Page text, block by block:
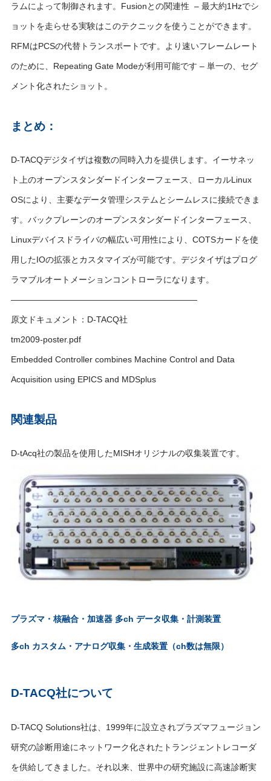
ラムによって制御されます。Fusionとの関連性 – 最大約1Hzでシ
ョットを走らせる実験はこのテクニックを使うことができます。
RFMはPCSの代替トランスポートです。より速いフレームレート
のために、Repeating Gate Modeが利用可能です – 単一の、セグ
メント化されたショット。
まとめ：
D-TACQデジタイザは複数の同時入力を提供します。イーサネッ
ト上のオープンスタンダードインターフェース、ローカルLinux
OSにより、主要なデータ管理システムとシームレスに接続できま
す。バックプレーンのオープンスタンダードインターフェース、
Linuxデバイスドライバの幅広い可用性により、COTSカードを使
用したIOの拡張とカスタマイズが可能です。デジタイザはプログ
ラマブルオートメーションコントローラになります。
——————————————————————
原文ドキュメント：D-TACQ社
tm2009-poster.pdf
Embedded Controller combines Machine Control and Data
Acquisition using EPICS and MDSplus
関連製品
D-tAcq社の製品を使用したMISHオリジナルの収集装置です。
プラズマ・核融合・加速器 多ch データ収集・計測装置
多ch カスタム・アナログ収集・生成装置（ch数は無限）
D-TACQ社について
D-TACQ Solutions社は、1999年に設立されプラズマフュージョン
研究の診断用途にネットワーク化されたトランジェントレコーダ
を供給してきました。それ以来、世界中の研究施設に高速診断実